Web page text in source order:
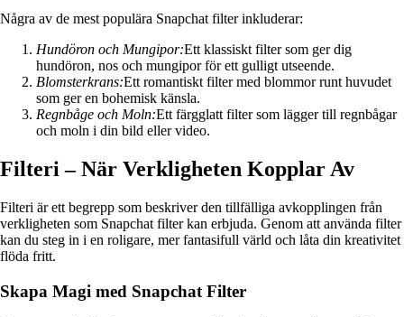
Några av de mest populära Snapchat filter inkluderar:
Hundöron och Mungipor:Ett klassiskt filter som ger dig
hundöron, nos och mungipor för ett gulligt utseende.
Blomsterkrans:Ett romantiskt filter med blommor runt huvudet
som ger en bohemisk känsla.
Regnbåge och Moln:Ett färgglatt filter som lägger till regnbågar
och moln i din bild eller video.
Filteri – När Verkligheten Kopplar Av
Filteri är ett begrepp som beskriver den tillfälliga avkopplingen från
verkligheten som Snapchat filter kan erbjuda. Genom att använda filter
kan du steg in i en roligare, mer fantasifull värld och låta din kreativitet
flöda fritt.
Skapa Magi med Snapchat Filter